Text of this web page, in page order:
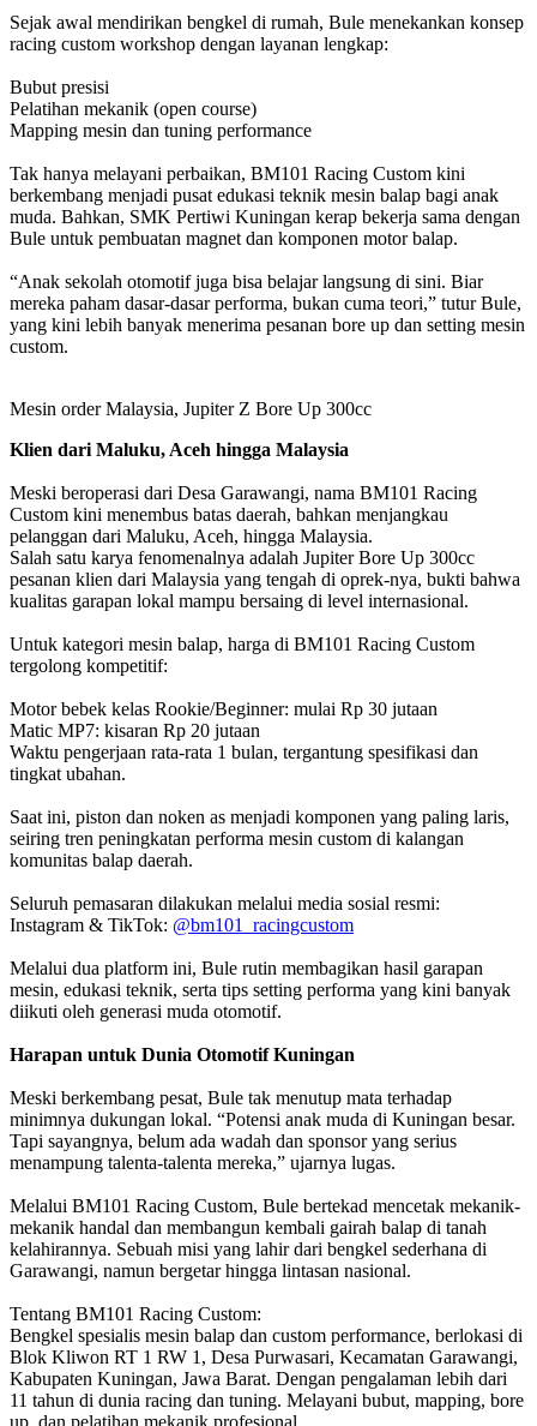
Sejak awal mendirikan bengkel di rumah, Bule menekankan konsep
racing custom workshop dengan layanan lengkap:
Bubut presisi
Pelatihan mekanik (open course)
Mapping mesin dan tuning performance
Tak hanya melayani perbaikan, BM101 Racing Custom kini
berkembang menjadi pusat edukasi teknik mesin balap bagi anak
muda. Bahkan, SMK Pertiwi Kuningan kerap bekerja sama dengan
Bule untuk pembuatan magnet dan komponen motor balap.
“Anak sekolah otomotif juga bisa belajar langsung di sini. Biar
mereka paham dasar-dasar performa, bukan cuma teori,” tutur Bule,
yang kini lebih banyak menerima pesanan bore up dan setting mesin
custom.
Mesin order Malaysia, Jupiter Z Bore Up 300cc
Klien dari Maluku, Aceh hingga Malaysia
Meski beroperasi dari Desa Garawangi, nama BM101 Racing
Custom kini menembus batas daerah, bahkan menjangkau
pelanggan dari Maluku, Aceh, hingga Malaysia.
Salah satu karya fenomenalnya adalah Jupiter Bore Up 300cc
pesanan klien dari Malaysia yang tengah di oprek-nya, bukti bahwa
kualitas garapan lokal mampu bersaing di level internasional.
Untuk kategori mesin balap, harga di BM101 Racing Custom
tergolong kompetitif:
Motor bebek kelas Rookie/Beginner: mulai Rp 30 jutaan
Matic MP7: kisaran Rp 20 jutaan
Waktu pengerjaan rata-rata 1 bulan, tergantung spesifikasi dan
tingkat ubahan.
Saat ini, piston dan noken as menjadi komponen yang paling laris,
seiring tren peningkatan performa mesin custom di kalangan
komunitas balap daerah.
Seluruh pemasaran dilakukan melalui media sosial resmi:
Instagram & TikTok: @bm101_racingcustom
Melalui dua platform ini, Bule rutin membagikan hasil garapan
mesin, edukasi teknik, serta tips setting performa yang kini banyak
diikuti oleh generasi muda otomotif.
Harapan untuk Dunia Otomotif Kuningan
Meski berkembang pesat, Bule tak menutup mata terhadap
minimnya dukungan lokal. “Potensi anak muda di Kuningan besar.
Tapi sayangnya, belum ada wadah dan sponsor yang serius
menampung talenta-talenta mereka,” ujarnya lugas.
Melalui BM101 Racing Custom, Bule bertekad mencetak mekanik-
mekanik handal dan membangun kembali gairah balap di tanah
kelahirannya. Sebuah misi yang lahir dari bengkel sederhana di
Garawangi, namun bergetar hingga lintasan nasional.
Tentang BM101 Racing Custom:
Bengkel spesialis mesin balap dan custom performance, berlokasi di
Blok Kliwon RT 1 RW 1, Desa Purwasari, Kecamatan Garawangi,
Kabupaten Kuningan, Jawa Barat. Dengan pengalaman lebih dari
11 tahun di dunia racing dan tuning. Melayani bubut, mapping, bore
up, dan pelatihan mekanik profesional.